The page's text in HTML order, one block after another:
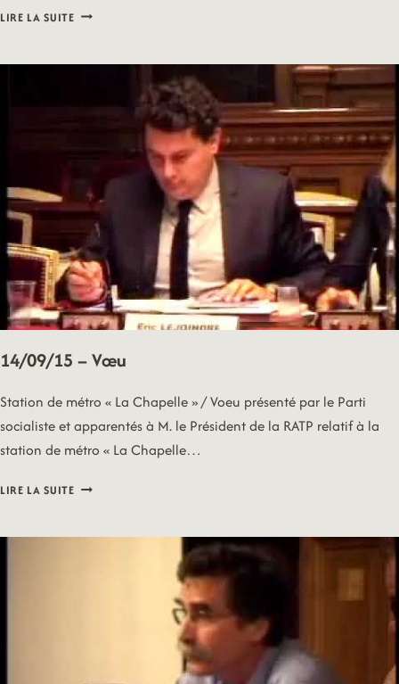
LIRE LA SUITE14/09/15
14/09/15 – Vœu
Station de métro « La Chapelle » / Voeu présenté par le Parti
socialiste et apparentés à M. le Président de la RATP relatif à la
station de métro « La Chapelle…
LIRE LA SUITE14/09/15